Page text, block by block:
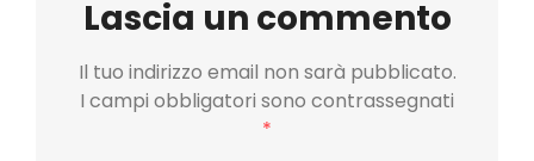
Lascia un commento
Il tuo indirizzo email non sarà pubblicato.
I campi obbligatori sono contrassegnati
*